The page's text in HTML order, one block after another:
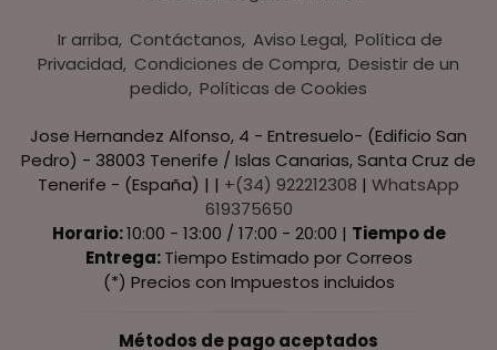
Ir arriba Contáctanos Aviso Legal Política de
Privacidad Condiciones de Compra Desistir de un
pedido Políticas de Cookies
Jose Hernandez Alfonso, 4 - Entresuelo- (Edificio San
Pedro) - 38003 Tenerife / Islas Canarias, Santa Cruz de
Tenerife - (España) | | +(34) 922212308 | WhatsApp
619375650
Horario:10:00 - 13:00 / 17:00 - 20:00 | Tiempo de
Entrega:Tiempo Estimado por Correos
(*) Precios con Impuestos incluidos
Métodos de pago aceptados